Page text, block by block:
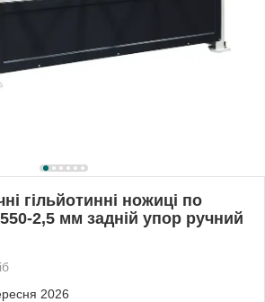
гільйотинні ножиці по
2,5 мм задній упор ручний
2026